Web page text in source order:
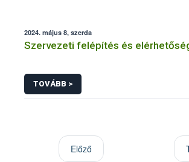
2024. május 8, szerda
Szervezeti felépítés és
TOVÁBB >
Előző